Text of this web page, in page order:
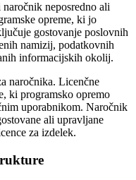
neposredno ali
opreme, ki jo
gostovanje poslovnih
namizij, podatkovnih
informacijskih okolij.
naročnika. Licenčne
ki programsko opremo
uporabnikom. Naročnik
ali upravljane
za izdelek.